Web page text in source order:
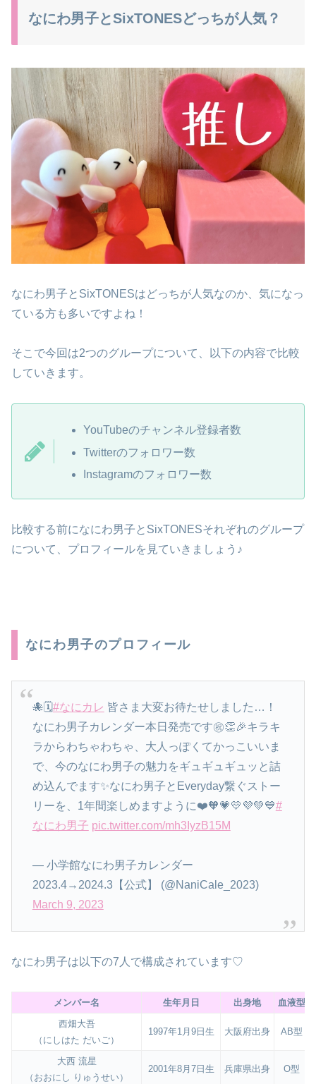
なにわ男子とSixTONESどっちが人気？
なにわ男子とSixTONESはどっちが人気なのか、気になっ
ている方も多いですよね！
そこで今回は2つのグループについて、以下の内容で比較
していきます。
YouTubeのチャンネル登録者数
Twitterのフォロワー数
Instagramのフォロワー数
比較する前になにわ男子とSixTONESそれぞれのグループ
について、プロフィールを見ていきましょう♪
なにわ男子のプロフィール
🐙🗓#なにカレ 皆さま大変お待たせしました…！
なにわ男子カレンダー本日発売です㊗️👏🎉キラキ
ラからわちゃわちゃ、大人っぽくてかっこいいま
で、今のなにわ男子の魅力をギュギュギュッと詰
め込んでます✨なにわ男子とEveryday繋ぐストー
リーを、1年間楽しめますように❤️🧡💗💛💜💚💙#
なにわ男子 pic.twitter.com/mh3IyzB15M
— 小学館なにわ男子カレンダー
2023.4→2024.3【公式】 (@NaniCale_2023)
March 9, 2023
なにわ男子は以下の7人で構成されています♡
メンバー名 生年月日 出身地
血液型
西畑大吾
（にしはた だいご）
1997年1月9日生 大阪府出身 AB型
大西 流星
（おおにし りゅうせい）
2001年8月7日生 兵庫県出身 O型